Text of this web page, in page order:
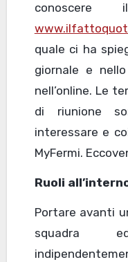
quale ci ha
giornale e
nell’online. Le
di riunione
interessare e
MyFermi.
Ruoli
Portare avanti
squadra